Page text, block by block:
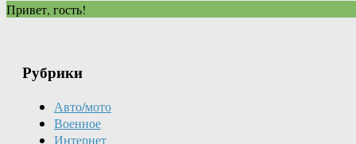
Привет, гость!
Рубрики
Авто/мото
Военное
Интернет